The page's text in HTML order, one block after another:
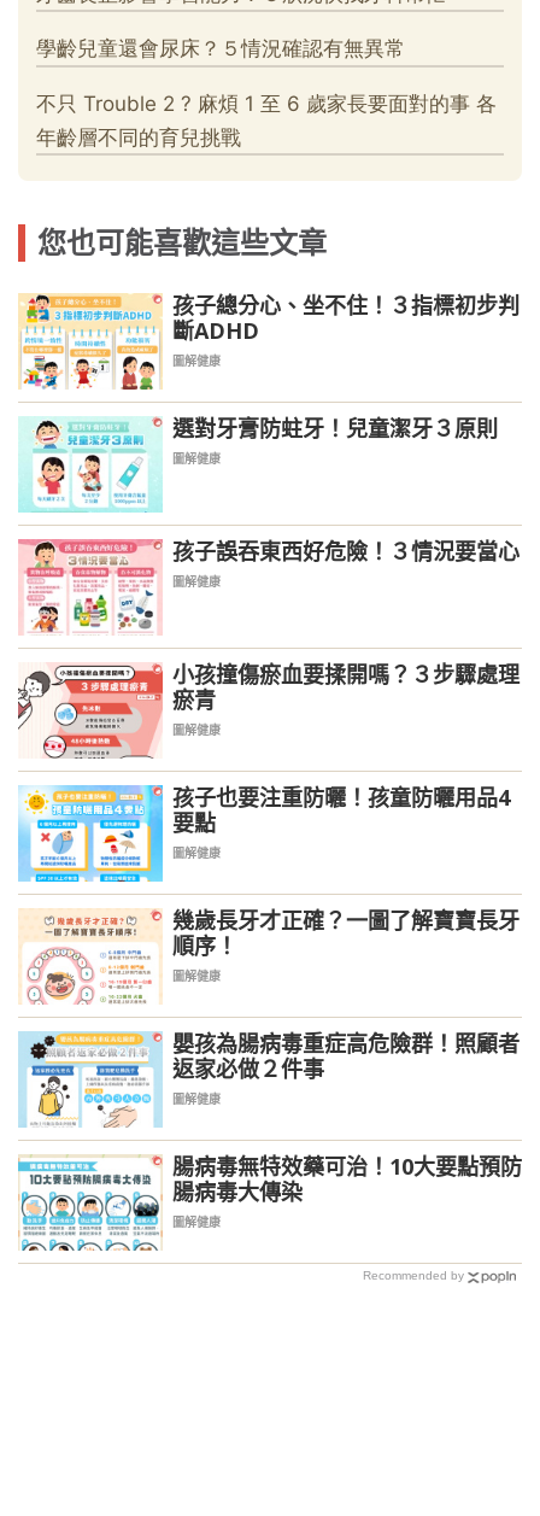
您也可能喜歡這些文章
孩子總分心、坐不住！３指標初步判
斷ADHD
圖解健康
選對牙膏防蛀牙！兒童潔牙３原則
圖解健康
孩子誤吞東西好危險！３情況要當心
圖解健康
小孩撞傷瘀血要揉開嗎？３步驟處理
瘀青
圖解健康
孩子也要注重防曬！孩童防曬用品4
要點
圖解健康
幾歲長牙才正確？一圖了解寶寶長牙
順序！
圖解健康
嬰孩為腸病毒重症高危險群！照顧者
返家必做２件事
圖解健康
腸病毒無特效藥可治！10大要點預防
腸病毒大傳染
圖解健康
Recommended by